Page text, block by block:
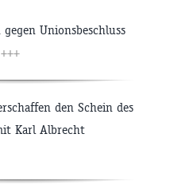
Unionsbeschluss
+++
den Schein des
Karl Albrecht